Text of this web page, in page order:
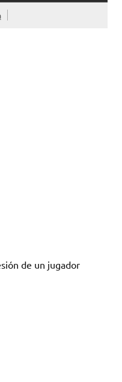
de un jugador